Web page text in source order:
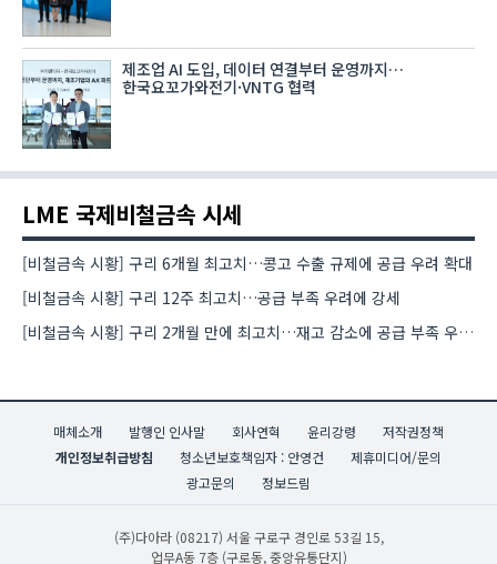
제조업 AI 도입, 데이터 연결부터 운영까지…
한국요꼬가와전기·VNTG 협력
LME 국제비철금속 시세
[비철금속 시황] 구리 6개월 최고치…콩고 수출 규제에 공급 우려 확대
[비철금속 시황] 구리 12주 최고치…공급 부족 우려에 강세
[비철금속 시황] 구리 2개월 만에 최고치…재고 감소에 공급 부족 우려 확대
매체소개 발행인 인사말 회사연혁 윤리강령
저작권정책
개인정보취급방침
청소년보호책임자 : 안영건
제휴미디어/문의
광고문의
정보드림
(주)다아라 (08217) 서울 구로구 경인로 53길 15,
업무A동 7층 (구로동, 중앙유통단지)